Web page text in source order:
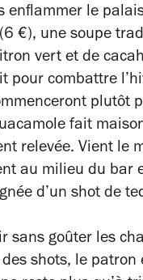
enflammer le
€), une soupe
vert et de
pour combattre
plutôt
fait
relevée. Vient le
au milieu du bar
d’un shot de
sans goûter les
shots, le